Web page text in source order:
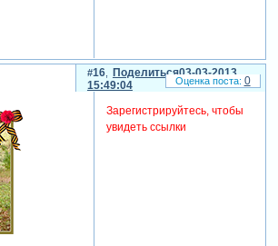
Поделиться
16
03-03-2013
15:49:04
Зарегистрируйтесь, чтобы
увидеть ссылки
0